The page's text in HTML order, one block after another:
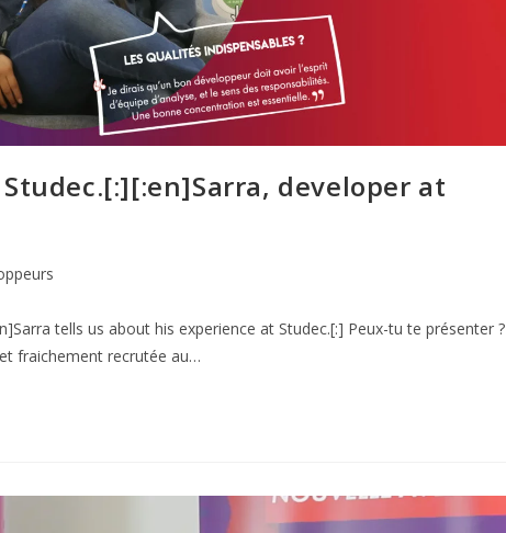
developer at
tells us about his experience at Studec.[:] Peux-tu te présenter ?
fraichement recrutée au…